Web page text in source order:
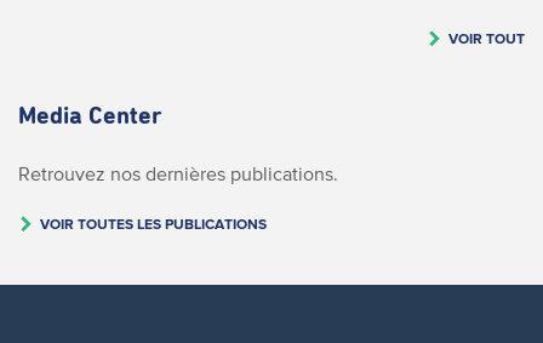
VOIR TOUT
Media Center
Retrouvez nos dernières publications.
VOIR TOUTES LES PUBLICATIONS